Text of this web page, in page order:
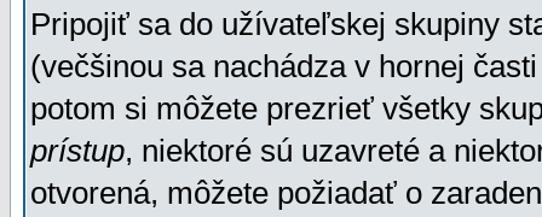
Pripojiť sa do užívateľskej skupiny
(večšinou sa nachádza v hornej
potom si môžete prezrieť všetky
prístup, niektoré sú uzavreté a
otvorená, môžete požiadať o